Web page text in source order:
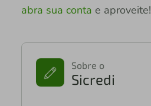
abra sua conta e aproveite!
Sobre o
Sicredi